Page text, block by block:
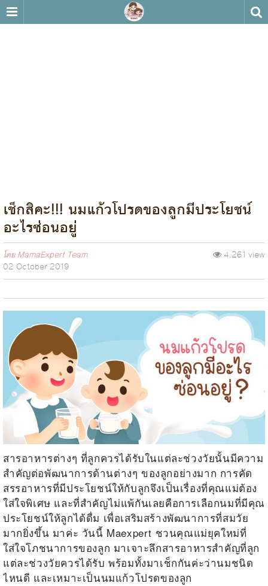
เช็กสิคะ!!! นมแก้วโปรดของลูกมีประโยชน์
อะไรซ่อนอยู่
โดยMamaExpert Team
02 October 2019
4,261 view
สารอาหารต่างๆ ที่ลูกควรได้รับในแต่ละช่วงวัยนั้นมีความ
สำคัญต่อพัฒนาการด้านต่างๆ ของลูกอย่างมาก การคัด
สรรอาหารที่มีประโยชน์ให้กับลูกจึงเป็นเรื่องที่คุณแม่ต้อง
ใส่ใจพิเศษ และที่สำคัญไม่แพ้กันเลยคือการเลือกนมที่มีคุณ
ประโยชน์ให้ลูกได้ดื่ม เพื่อเสริมสร้างพัฒนาการที่สมวัย
มากยิ่งขึ้น มาค่ะ วันนี้ Maexpert ชวนคุณแม่ยุคใหม่ที่
ใส่ใจโภชนาการของลูก มาเจาะลึกสารอาหารสำคัญที่ลูก
แต่ละช่วงวัยควรได้รับ พร้อมทั้งมาเช็กกันค่ะว่านมชนิด
ไหนดี และเหมาะเป็นนมแก้วโปรดของลูก